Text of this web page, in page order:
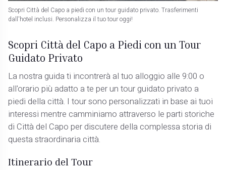
Scopri Città del Capo a piedi con un tour guidato privato. Trasferimenti
dall'hotel inclusi. Personalizza il tuo tour oggi!
Scopri Città del Capo a Piedi con un Tour
Guidato Privato
La nostra guida ti incontrerà al tuo alloggio alle 9:00 o
all'orario più adatto a te per un tour guidato privato a
piedi della città. I tour sono personalizzati in base ai tuoi
interessi mentre camminiamo attraverso le parti storiche
di Città del Capo per discutere della complessa storia di
questa straordinaria città.
Itinerario del Tour